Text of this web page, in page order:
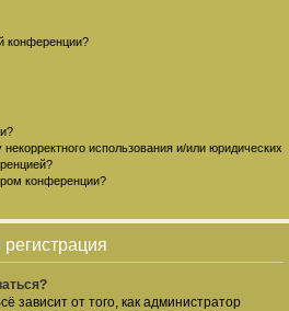
конференции?
использования и/или юридических
конференции?
зависит от того, как администратор